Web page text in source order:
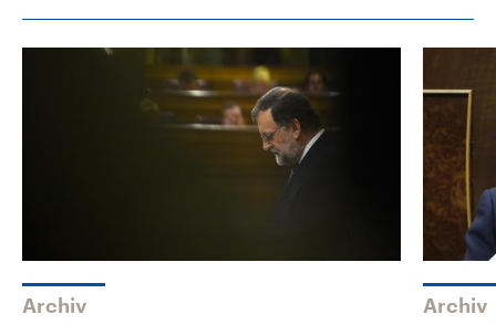
Archiv Archiv